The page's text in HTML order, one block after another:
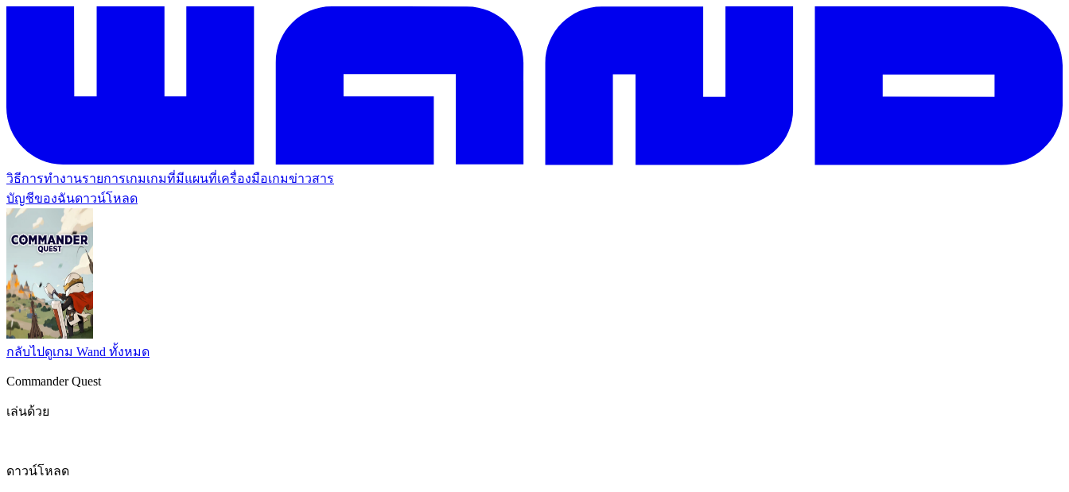
วิธีการทำงานรายการเกมเกมที่มีแผนที่เครื่องมือเกมข่าวสาร
บัญชีของฉันดาวน์โหลด
กลับไปดูเกม Wand ทั้งหมด
Commander Quest
เล่นด้วย
ดาวน์โหลด